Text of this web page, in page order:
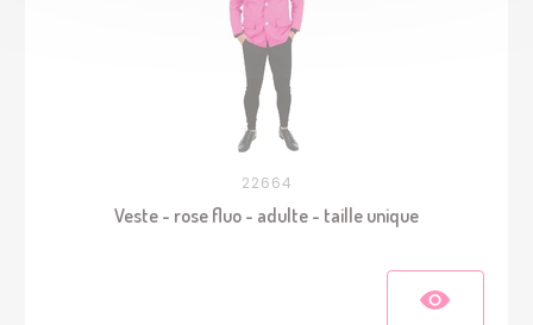
22664
Veste - rose fluo - adulte - taille unique